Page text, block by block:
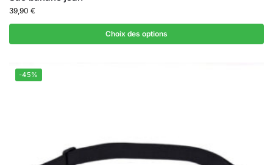
39,90 €
Choix des options
-45%